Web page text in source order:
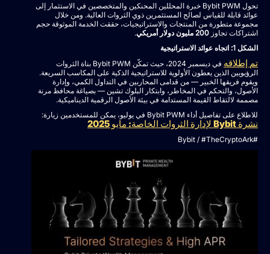
تحول Bybit PWM خبرة المحللين المحنكين والمتخصصين في الاستثمار إلى
عوائد قابلة للقياس لصالح المستثمرين ذوي الثروات العالية. ومن خلال
مجموعة متطورة من المنتجات والاستراتيجيات، حققت الخدمة الموثوقة حجم
اشتراكات تجاوز200 مليون دولار أمريكي
.
الشكل 1: اتجاه عوائد الاستراتيجية
تم إطلاقه
في ديسمبر 2024، حيث تمكّن Bybit PWM بناة الثروات
الرؤيويين الذين يعطون الأولوية للاستراتيجية الذكية على المكاسب السريعة.
ويقوم فريقها الخبير — من قدامى المحاربين في التداول الكمي، وإدارة
الأصول، والتحكم في المخاطر، وابتكار البلوك تشين — بصياغة محافظ مرنة
مصممة لالتقاط القيمة المستدامة في بيئة الأصول الرقمية الديناميكية.
للاطلاع على تفاصيل أداء Bybit PWM في يوليو، يمكن للمستخدمين زيارة:
نشرة Bybit لإدارة الثروات الخاصة: مايو 2025